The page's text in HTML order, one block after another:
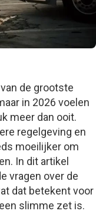
de grootste
in 2026 voelen
meer dan ooit.
regelgeving en
moeilijker om
In dit artikel
vragen over de
dat betekent voor
slimme zet is.